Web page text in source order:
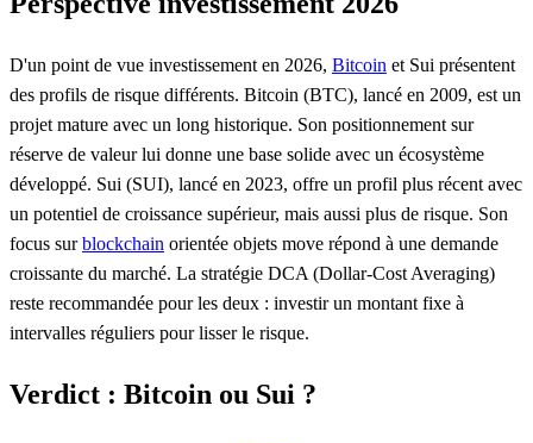
D'un point de vue investissement en 2026, Bitcoin et Sui présentent
des profils de risque différents. Bitcoin (BTC), lancé en 2009, est un
projet mature avec un long historique. Son positionnement sur
réserve de valeur lui donne une base solide avec un écosystème
développé. Sui (SUI), lancé en 2023, offre un profil plus récent avec
un potentiel de croissance supérieur, mais aussi plus de risque. Son
focus surblockchain orientée objets move répond à une demande
croissante du marché. La stratégie DCA (Dollar-Cost Averaging)
reste recommandée pour les deux : investir un montant fixe à
intervalles réguliers pour lisser le risque.
Verdict : Bitcoin ou Sui ?